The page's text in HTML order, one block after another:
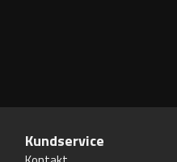
Kundservice